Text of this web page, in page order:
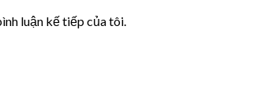
luận kế tiếp của tôi.